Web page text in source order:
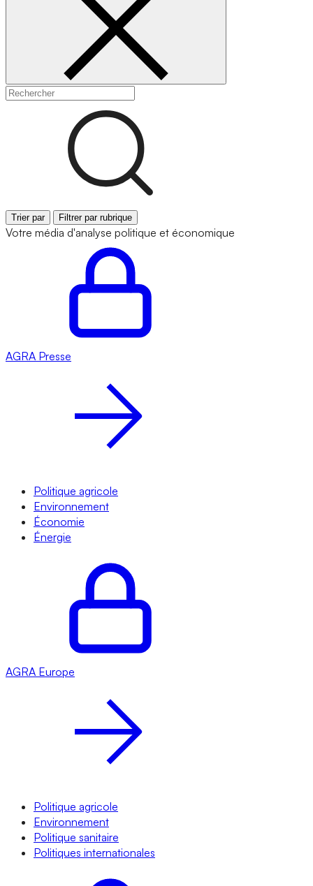
Trier par Filtrer par rubrique
Votre média d'analyse politique et économique
AGRA Presse
Politique agricole
Environnement
Économie
Énergie
AGRA Europe
Politique agricole
Environnement
Politique sanitaire
Politiques internationales